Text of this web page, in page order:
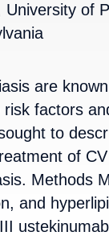
of
are
factors
to
of
Methods
and